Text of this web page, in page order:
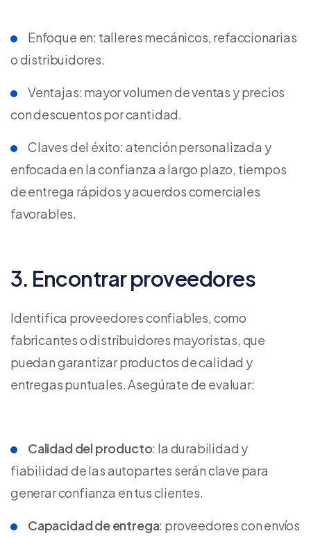
Enfoque en: talleres mecánicos, refaccionarias
o distribuidores.
Ventajas: mayor volumen de ventas y precios
con descuentos por cantidad.
Claves del éxito: atención personalizada y
enfocada en la confianza a largo plazo, tiempos
de entrega rápidos y acuerdos comerciales
favorables.
3. Encontrar proveedores
Identifica proveedores confiables, como
fabricantes o distribuidores mayoristas, que
puedan garantizar productos de calidad y
entregas puntuales. Asegúrate de evaluar:
Calidad del producto: la durabilidad y
fiabilidad de las autopartes serán clave para
generar confianza en tus clientes.
Capacidad de entrega: proveedores con envíos